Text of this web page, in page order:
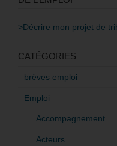
>Décrire mon projet de
CATÉGORIES
brèves emploi
Emploi
Accompagnement
Acteurs